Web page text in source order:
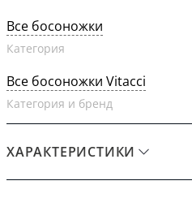
Все босоножки
Категория
Все босоножки Vitacci
Категория и бренд
ХАРАКТЕРИСТИКИ